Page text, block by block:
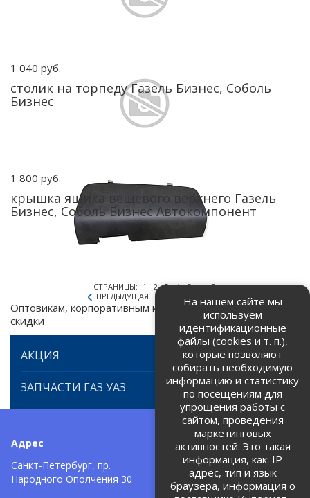
1 040 руб.
столик на торпеду Газель Бизнес, Соболь
Бизнес
1 800 руб.
крышка ящика вещевого верхнего Газель
Бизнес, Соболь Бизнес Автокомпонент
СТРАНИЦЫ: 1 2 3 4 5 ...
7
ПРЕДЫДУЩАЯ
СЛЕДУЮЩАЯ
Оптовикам, корпоративным клиентам предоставляем
скидки
АКЦИЯ
ЗАПЧАСТИ ГАЗ УАЗ
Адрес
Санкт-Петербург, пр.
Народного Ополчения 30
Телефоны:
+7 (812) 971-42-42
Политика об обработке и
защите персональных данных
На нашем сайте мы
используем
идентификационные
файлы (cookies и т. п.),
которые позволяют
собирать необходимую
информацию и статистику
по посещениям для
упрощения работы с
сайтом, проведения
маркетинговых
активностей. Это такая
информация, как: IP
адрес, тип и язык
браузера, информация о